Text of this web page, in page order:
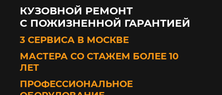
КУЗОВНОЙ РЕМОНТ
С ПОЖИЗНЕННОЙ ГАРАНТИЕЙ
3 СЕРВИСА В МОСКВЕ
МАСТЕРА СО СТАЖЕМ БОЛЕЕ 10
ЛЕТ
ПРОФЕССИОНАЛЬНОЕ